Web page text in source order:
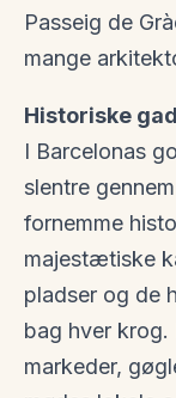
Passeig de
mange
Historiske
I Barcelonas
slentre
fornemme
majestætiske
pladser og de
bag hver krog.
markeder,